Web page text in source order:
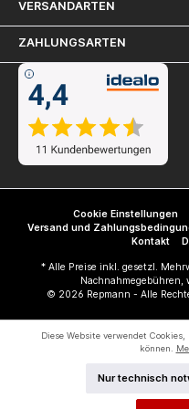
VERSANDARTEN
ZAHLUNGSARTEN
Cookie Einstellungen
Versand und
Kontakt
* Alle Preise inkl. gesetzl.
Nachnahmegebühren,
© 2026 Repmann - Alle
Diese Website verwendet
können.
Nur technisch